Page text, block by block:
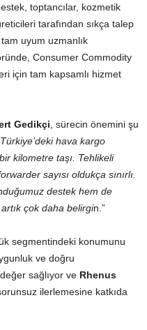
toptancılar, kozmetik
tarafından sıkça talep
uyum uzmanlık
Consumer Commodity
için tam kapsamlı hizmet
Gedikçi , sürecin önemini şu
hava kargo
kilometre taşı. Tehlikeli
sayısı oldukça sınırlı.
destek hem de
çok daha belirgin.”
segmentindeki konumunu
ve doğru
sağlıyor ve Rhenus
ilerlemesine katkıda